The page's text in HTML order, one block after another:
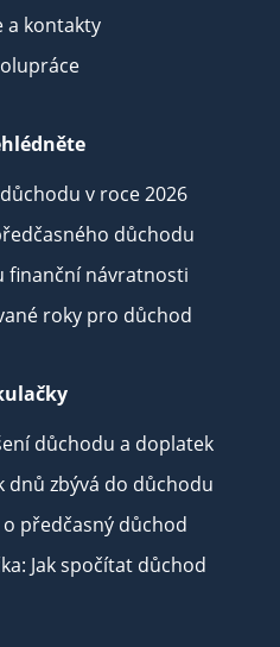
a kontakty
v roce 2026
důchodu
finanční návratnosti
roky pro důchod
důchodu a doplatek
dnů zbývá do důchodu
předčasný důchod
Jak spočítat důchod